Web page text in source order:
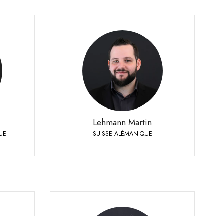
Lehmann Martin
SUISSE ALÉMANIQUE
Lehmann Martin
SUISSE ALÉMANIQUE
Téléphone:
+41 79 393 83 25